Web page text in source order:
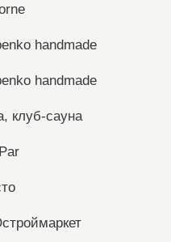
handmade
handmade
клуб-сауна